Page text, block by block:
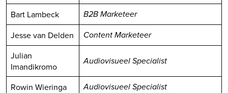
Bart Lambeck B2B Marketeer
Jesse van Delden Content Marketeer
Julian
Imandikromo
Audiovisueel Specialist
Rowin Wieringa Audiovisueel Specialist